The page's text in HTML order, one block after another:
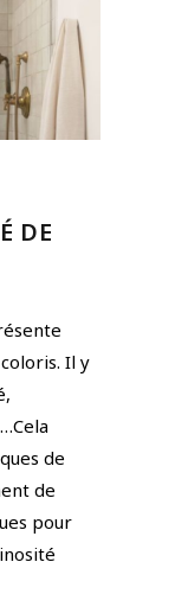
DE
Il y
de
de
pour